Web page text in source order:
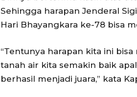
Sehingga harapan Jenderal
Hari Bhayangkara ke-78 bisa
“Tentunya harapan kita ini
tanah air kita semakin baik
berhasil menjadi juara,” kata